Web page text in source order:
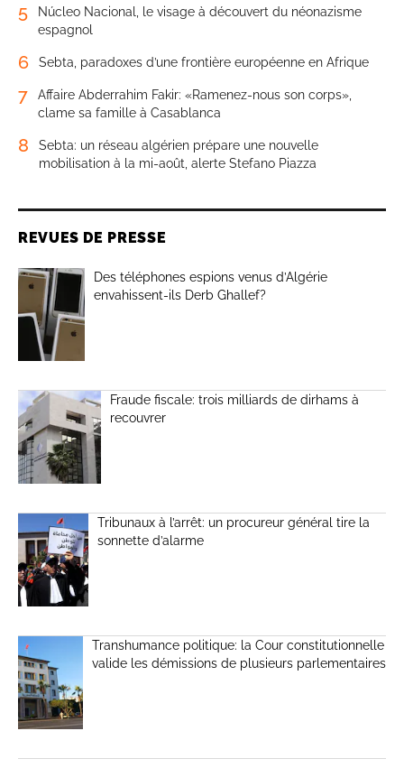
5
Núcleo Nacional, le visage à découvert du néonazisme
espagnol
6 Sebta, paradoxes d’une frontière européenne en Afrique
7
Affaire Abderrahim Fakir: «Ramenez-nous son corps»,
clame sa famille à Casablanca
8
Sebta: un réseau algérien prépare une nouvelle
mobilisation à la mi-août, alerte Stefano Piazza
REVUES DE PRESSE
Des téléphones espions venus d’Algérie
envahissent-ils Derb Ghallef?
Fraude fiscale: trois milliards de dirhams à
recouvrer
Tribunaux à l’arrêt: un procureur général tire la
sonnette d’alarme
Transhumance politique: la Cour constitutionnelle
valide les démissions de plusieurs parlementaires